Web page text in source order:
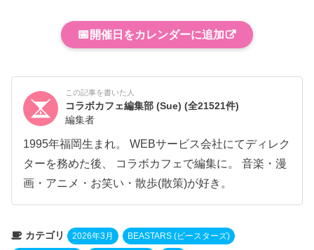
📅 開催日をカレンダーに追加
この記事を書いた人
コラボカフェ編集部 (Sue)(全21521件)
編集者
1995年福岡生まれ。 WEBサービス会社にてディレク
ターを務めた後、 コラボカフェで編集に。 音楽・漫
画・アニメ・お笑い・散歩(散策)が好き。
カテゴリ 2026年3月 BEASTARS (ビースターズ)